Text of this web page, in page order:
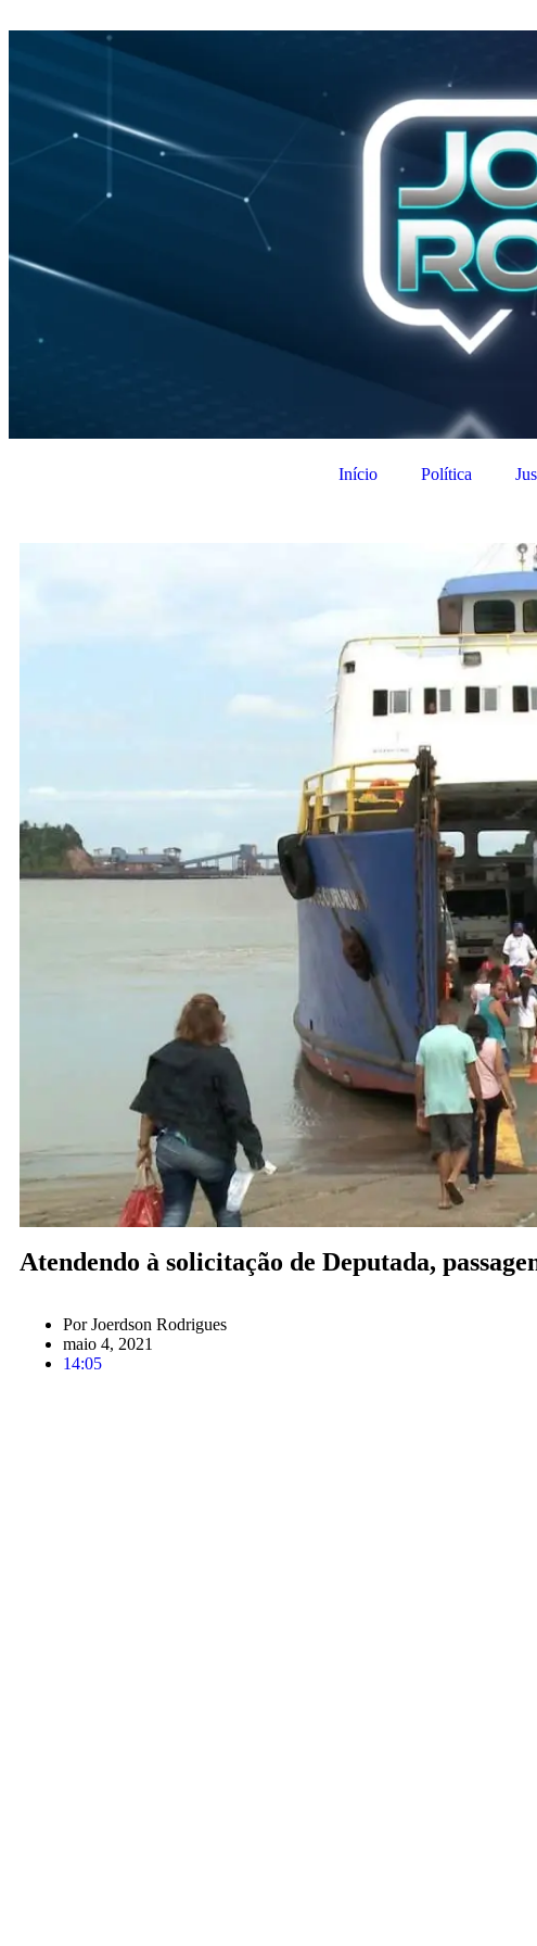
Início Política
Atendendo à solicitação de Deputada,
PorJoerdson Rodrigues
maio 4, 2021
14:05